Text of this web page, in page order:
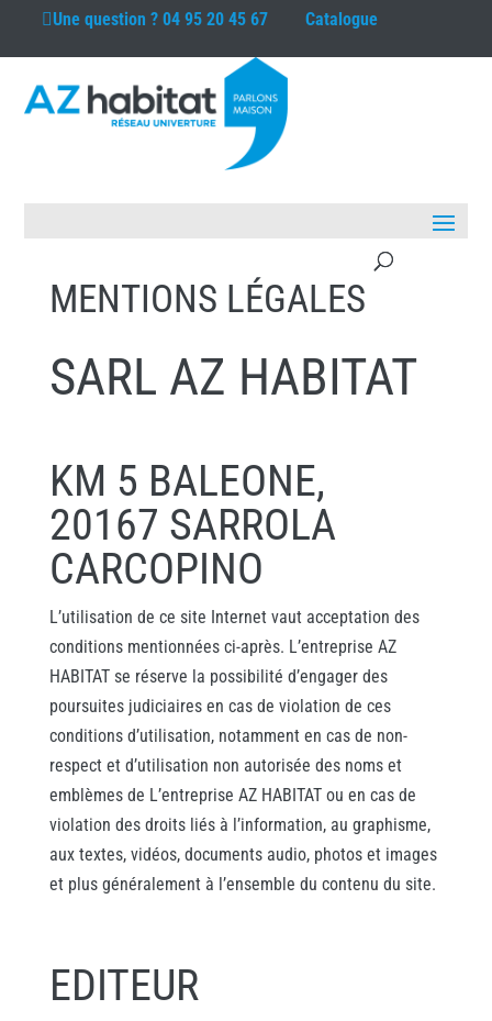
Une question ?04 95 20 45 67 Catalogue
MENTIONS LÉGALES
SARL AZ HABITAT
KM 5 BALEONE,
20167 SARROLA
CARCOPINO
L’utilisation de ce site Internet vaut acceptation des
conditions mentionnées ci-après. L’entreprise AZ
HABITAT se réserve la possibilité d’engager des
poursuites judiciaires en cas de violation de ces
conditions d’utilisation, notamment en cas de non-
respect et d’utilisation non autorisée des noms et
emblèmes de L’entreprise AZ HABITAT ou en cas de
violation des droits liés à l’information, au graphisme,
aux textes, vidéos, documents audio, photos et images
et plus généralement à l’ensemble du contenu du site.
EDITEUR